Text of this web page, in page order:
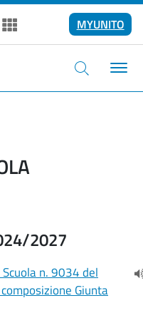
Altri social
Feed RSS MYUNITO
2027
n. 9034 del
Giunta